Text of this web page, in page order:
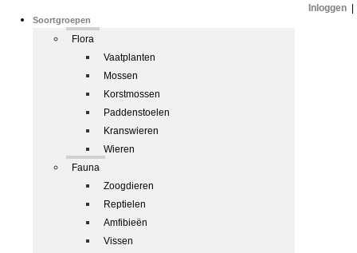
Soortgroepen
Flora
Vaatplanten
Mossen
Korstmossen
Paddenstoelen
Kranswieren
Wieren
Fauna
Zoogdieren
Reptielen
Amfibieën
Vissen
Inloggen